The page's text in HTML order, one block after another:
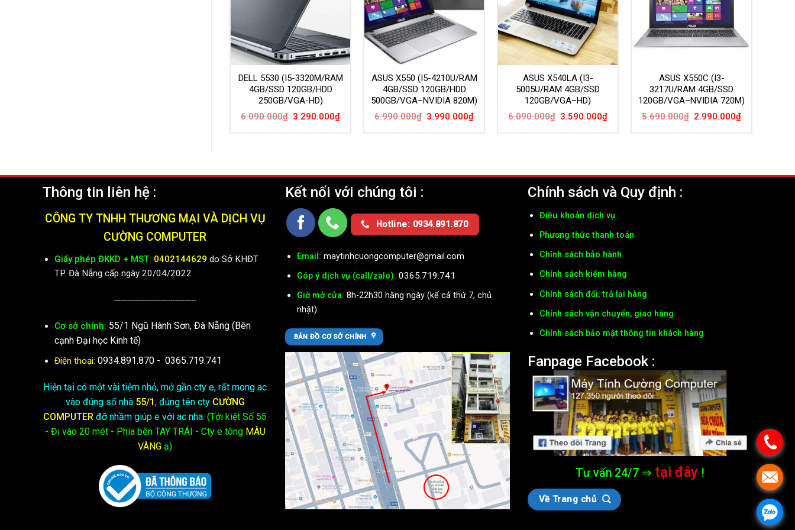
DELL 5530 (I5-3320M/RAM
4GB/SSD 120GB/HDD
250GB/VGA-HD)
6.090.000₫ Giá
3.290.000₫Giá
hiện
ASUS X550 (I5-4210U/RAM
4GB/SSD 120GB/HDD
500GB/VGA–NVIDIA 820M)
6.990.000₫ Giá
3.990.000₫Giá
hiện
ASUS X540LA (I3-
5005U/RAM 4GB/SSD
120GB/VGA–HD)
6.090.000₫ Giá
3.590.000₫Giá
hiện
ASUS X550C (I3-
3217U/RAM 4GB/SSD
120GB/VGA–NVIDIA 720M)
5.690.000₫ Giá
2.990.000₫Giá
hiện
Thông tin liên hệ :
CÔNG TY TNHH THƯƠNG MẠI VÀ DỊCH VỤ
CƯỜNG COMPUTER
Giấy phép ĐKKD + MST: 0402144629 do Sở KHĐT
TP. Đà Nẵng cấp ngày 20/04/2022
-----------------------------------
Cơ sở chính: 55/1 Ngũ Hành Sơn, Đà Nẵng (Bên
cạnh Đại học Kinh tế)
Điện thoại: 0934.891.870 - 0365.719.741
Hiện tại có một vài tiệm nhỏ, mở gần cty e, rất mong ac
vào đúng số nhà 55/1, đúng tên cty CƯỜNG
COMPUTER đỡ nhầm giúp e với ac nha. (Tới kiệt Số 55
- Đi vào 20 mét - Phía bên TAY TRÁI - Cty e tôngMÀU
VÀNG ạ)
Kết nối với chúng tôi :
Hotline: 0934.891.870
Email: maytinhcuongcomputer@gmail.com
Góp ý dịch vụ (call/zalo): 0365.719.741
Giờ mở cửa: 8h-22h30 hằng ngày (kể cả thứ 7, chủ
nhật)
BẢN ĐỒ CƠ SỞ CHÍNH
Chính sách và Quy định :
Điều khoản dịch vụ
Phương thức thanh toán
Chính sách bảo hành
Chính sách kiểm hàng
Chính sách đổi, trả lại hàng
Chính sách vận chuyển, giao hàng
Chính sách bảo mật thông tin khách hàng
Fanpage Facebook :
Tư vấn 24/7 ⇒ tại đây !
Về Trang chủ